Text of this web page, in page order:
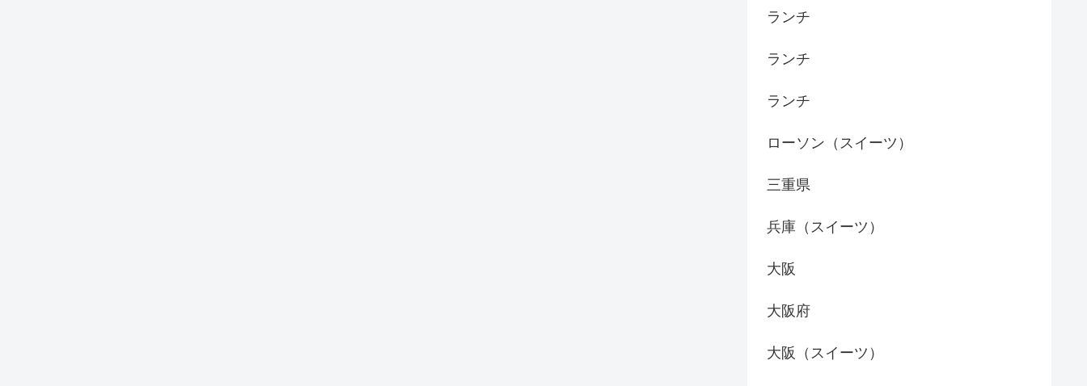
ランチ
ランチ
ランチ
ローソン（スイーツ）
三重県
兵庫（スイーツ）
大阪
大阪府
大阪（スイーツ）